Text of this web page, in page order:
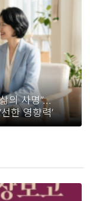
의 사명”...
한 영향력’